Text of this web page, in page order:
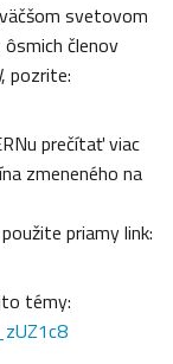
svetovom
členov
, pozrite:
prečítať viac
zmeneného na
priamy link:
témy: